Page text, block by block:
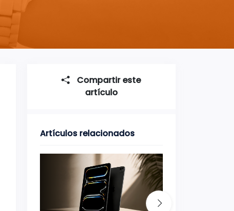
Compartir este
artículo
Artículos relacionados